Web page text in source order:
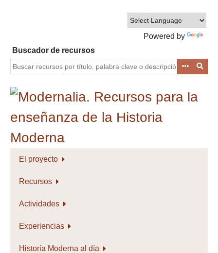
Powered by
Buscador de recursos
El proyecto
Recursos
Actividades
Experiencias
Historia Moderna al día